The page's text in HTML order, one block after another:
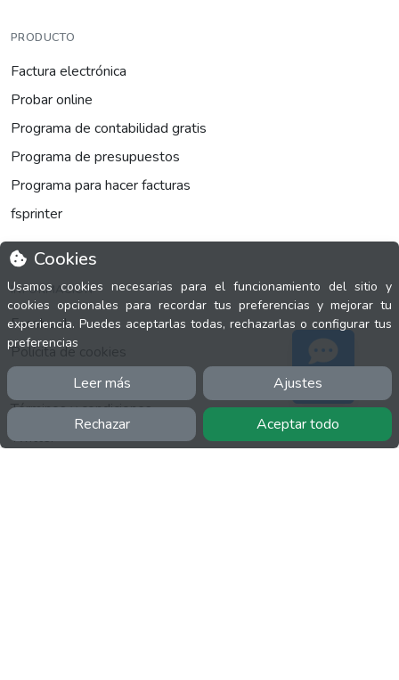
Cookies
Usamos cookies necesarias para el funcionamiento del sitio y
cookies opcionales para recordar tus preferencias y mejorar tu
experiencia. Puedes aceptarlas todas, rechazarlas o configurar tus
preferencias
Leer más Ajustes
Rechazar Aceptar todo
PRODUCTO
Factura electrónica
Probar online
Programa de contabilidad gratis
Programa de presupuestos
Programa para hacer facturas
fsprinter
INFORMACIÓN
Facebook
Polícita de cookies
Política de privacidad
Términos y condiciones
Twitter
Soporte